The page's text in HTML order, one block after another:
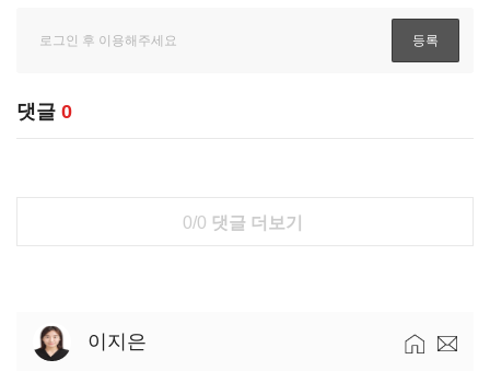
댓글 0
0/0 댓글 더보기
이지은